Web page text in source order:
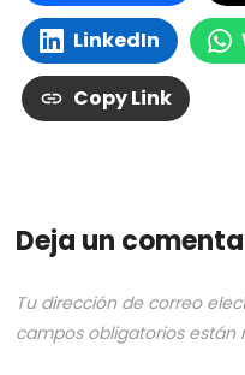
LinkedIn
Copy Link
Deja un
Tu dirección de correo
campos obligatorios están